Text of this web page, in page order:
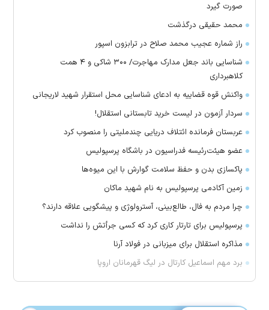
صورت گیرد
محمد حقیقی درگذشت
راز شماره عجیب محمد صلاح در ترابزون اسپور
شناسایی باند جعل مدارک مهاجرت/ ۳۰۰ شاکی و ۴ همت
کلاهبرداری
واکنش قوه قضاییه به ادعای شناسایی محل استقرار شهید لاریجانی
سردار آزمون در لیست خرید تابستانی استقلال!
عربستان فرمانده ائتلاف دریایی چندملیتی را منصوب کرد
عضو هیئت‌رئیسه فدراسیون در باشگاه پرسپولیس
پاکسازی بدن و حفظ سلامت گوارش با این میوه‌ها
زمین آکادمی پرسپولیس به نام شهید ماکان
چرا مردم به فال، طالع‌بینی، آسترولوژی و پیشگویی علاقه دارند؟
پرسپولیس برای تارتار کاری کرد که کسی جرأتش را نداشت
مذاکره استقلال برای میزبانی در فولاد آرنا
برد مهم اسماعیل کارتال در لیگ قهرمانان اروپا